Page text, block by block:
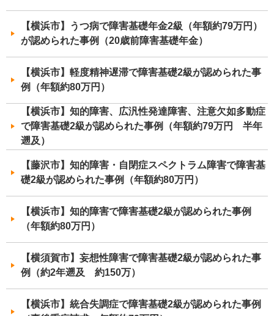
【横浜市】うつ病で障害基礎年金2級（年額約79万円）
が認められた事例（20歳前障害基礎年金）
【横浜市】軽度精神遅滞で障害基礎2級が認められた事
例（年額約80万円）
【横浜市】知的障害、広汎性発達障害、注意欠如多動症
で障害基礎2級が認められた事例（年額約79万円 半年
遡及）
【藤沢市】知的障害・自閉症スペクトラム障害で障害基
礎2級が認められた事例（年額約80万円）
【横浜市】知的障害で障害基礎2級が認められた事例
（年額約80万円）
【横須賀市】妄想性障害で障害基礎2級が認められた事
例（約2年遡及 約150万）
【横浜市】統合失調症で障害基礎2級が認められた事例